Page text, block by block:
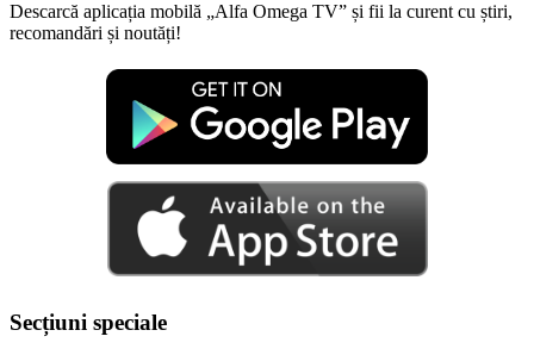
Descarcă aplicația mobilă „Alfa Omega TV” și fii la curent cu știri,
recomandări și noutăți!
Secțiuni speciale